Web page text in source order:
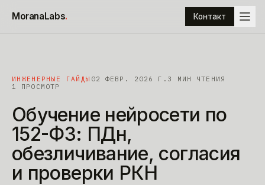
MoranaLabs. Контакт
ИНЖЕНЕРНЫЕ ГАЙДЫ 02 ФЕВР. 2026 Г. 3
МИН ЧТЕНИЯ
1 ПРОСМОТР
Обучение нейросети по
152-ФЗ: ПДн,
обезличивание, согласия
и проверки РКН